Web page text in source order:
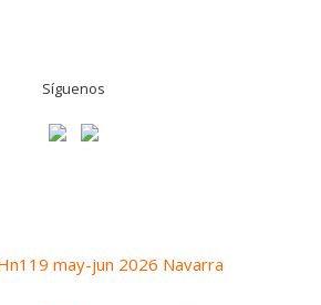
Síguenos
may-jun 2026 Navarra